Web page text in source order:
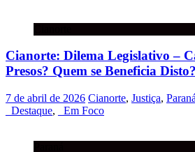
Cianorte: Dilema Legislativo –
Presos? Quem se Beneficia Disto?
7 de abril de 2026 Cianorte, Justiça, Paraná
_Destaque, _Em Foco